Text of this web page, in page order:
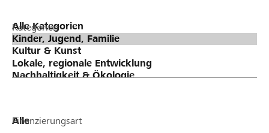
Kategorien
Finanzierungsart